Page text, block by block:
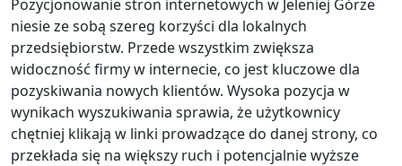
Pozycjonowanie stron internetowych w Jeleniej Górze
niesie ze sobą szereg korzyści dla lokalnych
przedsiębiorstw. Przede wszystkim zwiększa
widoczność firmy w internecie, co jest kluczowe dla
pozyskiwania nowych klientów. Wysoka pozycja w
wynikach wyszukiwania sprawia, że użytkownicy
chętniej klikają w linki prowadzące do danej strony, co
przekłada się na większy ruch i potencjalnie wyższe